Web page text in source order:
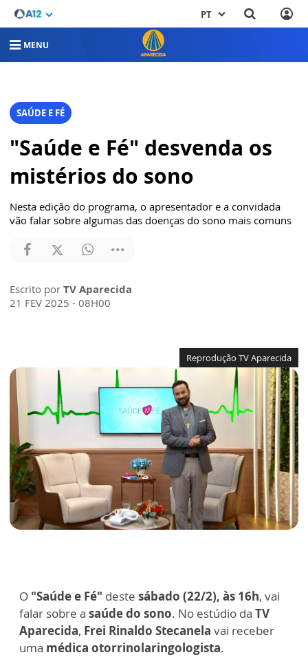
PT
MENU
SAÚDE E FÉ
"Saúde e Fé" desvenda os
mistérios do sono
Nesta edição do programa, o apresentador e a convidada
vão falar sobre algumas das doenças do sono mais comuns
Escrito por TV Aparecida
21 FEV 2025 - 08H00
Reprodução TV Aparecida
O "Saúde e Fé" deste sábado (22/2), às 16h, vai
falar sobre a saúde do sono. No estúdio da TV
Aparecida, Frei Rinaldo Stecanela vai receber
uma médica otorrinolaringologista.